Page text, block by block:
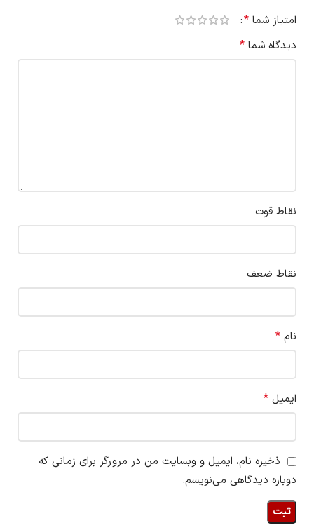
امتیاز شما *
دیدگاه شما *
نقاط قوت
نقاط ضعف
نام *
ایمیل *
ذخیره نام، ایمیل و وبسایت من در مرورگر برای زمانی که
دوباره دیدگاهی می‌نویسم.